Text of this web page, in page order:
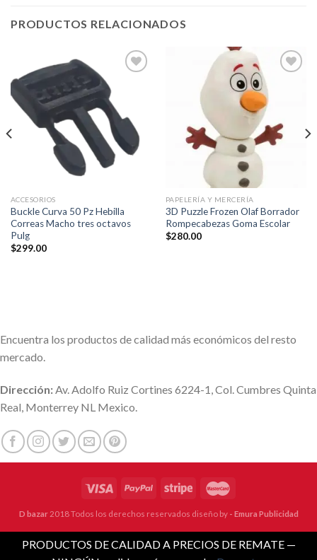
PRODUCTOS RELACIONADOS
deseos
ACCESORIOS
Buckle Curva 50 Pz Hebilla
Correas Macho tres octavos
Pulg
$299.00
PAPELERÍA Y MERCERÍA
3D Puzzle Frozen Olaf Borrador
Rompecabezas Goma Escolar
$280.00
Encuentra los productos de calidad más económicos del resto
mercado.
Dirección: Av. Adolfo Ruiz Cortines 6224-1, Col. Cumbres Quinta
Real, Monterrey NL Mexico.
D bazar 2018 Todos los derechos reservados diseño by - Emura Publicidad
PRODUCTOS DE CALIDAD A PRECIOS DE REMATE —